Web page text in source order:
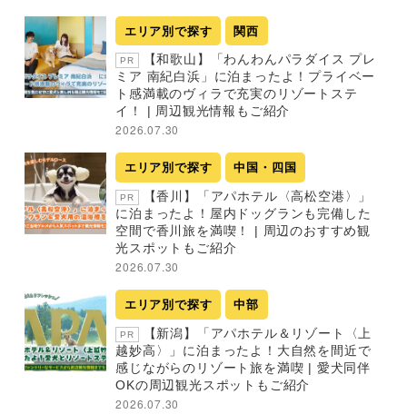
エリア別で探す 関西
PR
【和歌山】「わんわんパラダイス プレ
ミア 南紀白浜」に泊まったよ！プライベー
ト感満載のヴィラで充実のリゾートステ
イ！ | 周辺観光情報もご紹介
2026.07.30
エリア別で探す 中国・四国
PR
【香川】「アパホテル〈高松空港〉」
に泊まったよ！屋内ドッグランも完備した
空間で香川旅を満喫！ | 周辺のおすすめ観
光スポットもご紹介
2026.07.30
エリア別で探す 中部
PR
【新潟】「アパホテル＆リゾート〈上
越妙高〉」に泊まったよ！大自然を間近で
感じながらのリゾート旅を満喫 | 愛犬同伴
OKの周辺観光スポットもご紹介
2026.07.30